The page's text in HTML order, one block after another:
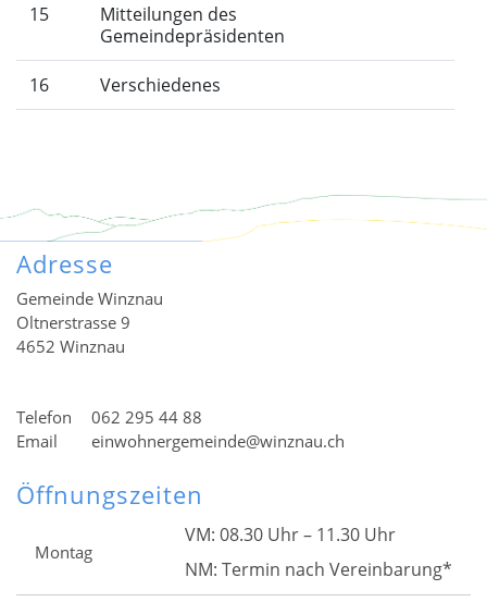
15
Mitteilungen des
Gemeindepräsidenten
16 Verschiedenes
Adresse
Gemeinde Winznau
Oltnerstrasse 9
4652 Winznau
Telefon
062 295 44 88
Email
einwohnergemeinde@winznau.ch
Öffnungszeiten
Montag
VM: 08.30 Uhr – 11.30 Uhr
NM: Termin nach Vereinbarung*